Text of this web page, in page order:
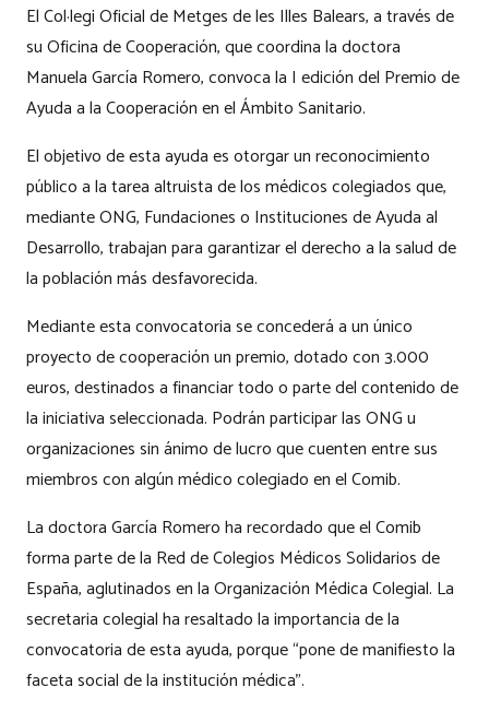
El Col·legi Oficial de Metges de les Illes Balears, a través de
su Oficina de Cooperación, que coordina la doctora
Manuela García Romero, convoca la I edición del Premio de
Ayuda a la Cooperación en el Ámbito Sanitario.
El objetivo de esta ayuda es otorgar un reconocimiento
público a la tarea altruista de los médicos colegiados que,
mediante ONG, Fundaciones o Instituciones de Ayuda al
Desarrollo, trabajan para garantizar el derecho a la salud de
la población más desfavorecida.
Mediante esta convocatoria se concederá a un único
proyecto de cooperación un premio, dotado con 3.000
euros, destinados a financiar todo o parte del contenido de
la iniciativa seleccionada. Podrán participar las ONG u
organizaciones sin ánimo de lucro que cuenten entre sus
miembros con algún médico colegiado en el Comib.
La doctora García Romero ha recordado que el Comib
forma parte de la Red de Colegios Médicos Solidarios de
España, aglutinados en la Organización Médica Colegial. La
secretaria colegial ha resaltado la importancia de la
convocatoria de esta ayuda, porque “pone de manifiesto la
faceta social de la institución médica”.